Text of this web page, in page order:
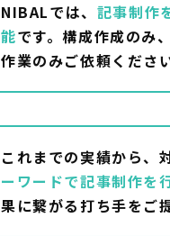
NIBALでは、 記事制作
能です。構成作成のみ
作業のみご依頼ください
これまでの実績から、
ーワードで記事制作を
果に繋がる打ち手をご